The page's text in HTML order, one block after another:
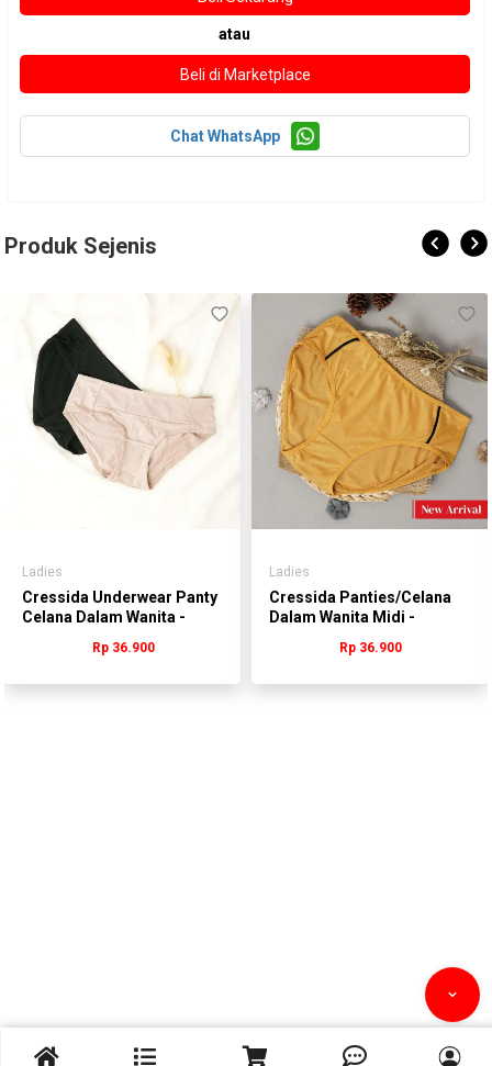
atau
Chat WhatsApp
Produk Sejenis
Ladies
Cressida Underwear Panty
Celana Dalam Wanita -
Rp 36.900
Ladies
Cressida Panties/Celana
Dalam Wanita Midi -
Rp 36.900
  